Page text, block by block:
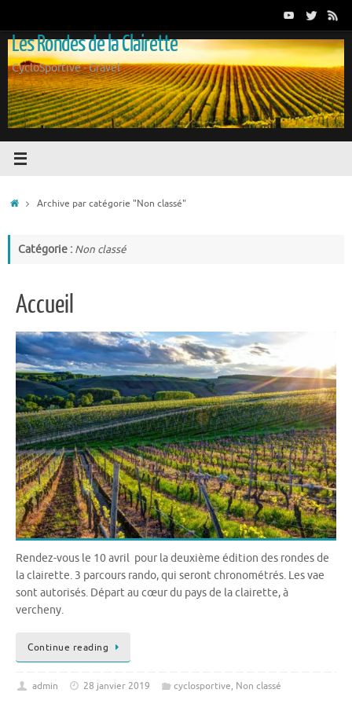
contenu
Les Rondes de la Clairette
CycloSportive - Gravel
Accueil
Archive par catégorie "Non classé"
Catégorie : Non classé
Accueil
Rendez-vous le 10 avril pour la deuxième édition des rondes de
la clairette. 3 parcours rando, qui seront chronométrés. Les vae
sont autorisés. Départ au cœur du pays de la clairette, à
vercheny.
Continue reading
admin 28 janvier 2019 cyclosportive, Non classé